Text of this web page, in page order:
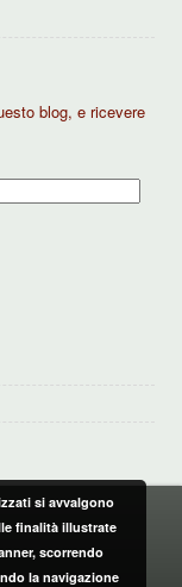
blog, e ricevere
si avvalgono
finalità illustrate
scorrendo
la navigazione